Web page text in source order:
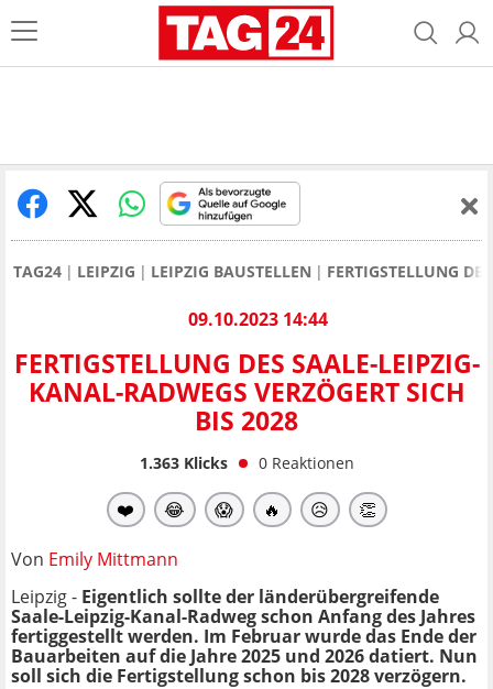
TAG24 LEIPZIG LEIPZIG BAUSTELLEN FERTIGSTELLUNG
09.10.2023 14:44
FERTIGSTELLUNG DES SAALE-LEIPZIG-
KANAL-RADWEGS VERZÖGERT SICH
BIS 2028
1.363Klicks 0 Reaktionen
❤️ 😂 😱 🔥 😥 👏
Von Emily Mittmann
Leipzig - Eigentlich sollte der länderübergreifende
Saale-Leipzig-Kanal-Radweg schon Anfang des Jahres
fertiggestellt werden. Im Februar wurde das Ende der
Bauarbeiten auf die Jahre 2025 und 2026 datiert. Nun
soll sich die Fertigstellung schon bis 2028 verzögern.